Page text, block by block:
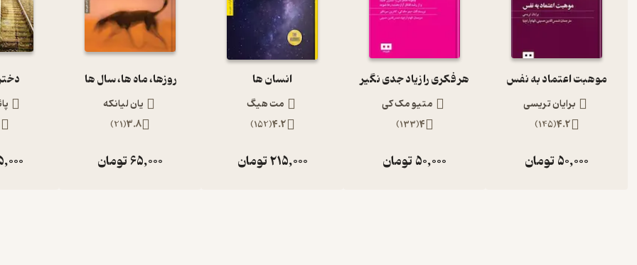
موهبت اعتماد به نفس
برایان تریسی
4.2
(
145
)
50,000تومان
هر فکری را زیاد جدی نگیر
متیو مک کی
4
(
133
)
50,000تومان
انسان ها
مت هیگ
4.2
(
152
)
215,000تومان
روزها، ماه ها، سال ها
یان لیانکه
3.8
(
21
)
65,000تومان